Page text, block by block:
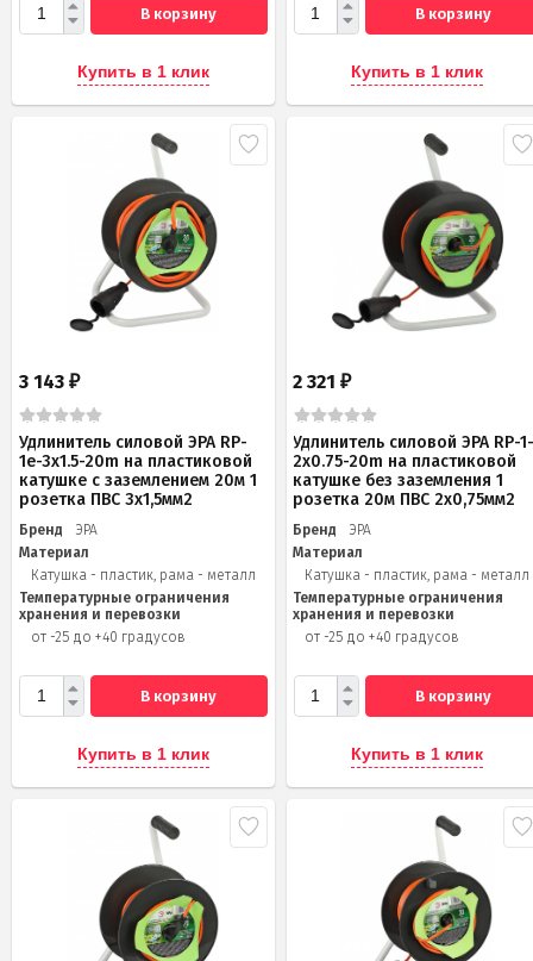
В корзину
Купить в 1 клик
В корзину
Купить в 1 клик
3 143 ₽
Удлинитель силовой ЭРА RP-
1e-3x1.5-20m на пластиковой
катушке c заземлением 20м 1
розетка ПВС 3х1,5мм2
Бренд
ЭРА
Материал
Катушка - пластик, рама - металл
Температурные ограничения
хранения и перевозки
от -25 до +40 градусов
В корзину
Купить в 1 клик
2 321₽
Удлинитель силовой ЭРА RP-
2x0.75-20m на пластиковой
катушке без заземления 1
розетка 20м ПВС 2х0,75мм2
Бренд
ЭРА
Материал
Катушка - пластик, рама - металл
Температурные ограничения
хранения и перевозки
от -25 до +40 градусов
В корзину
Купить в 1 клик